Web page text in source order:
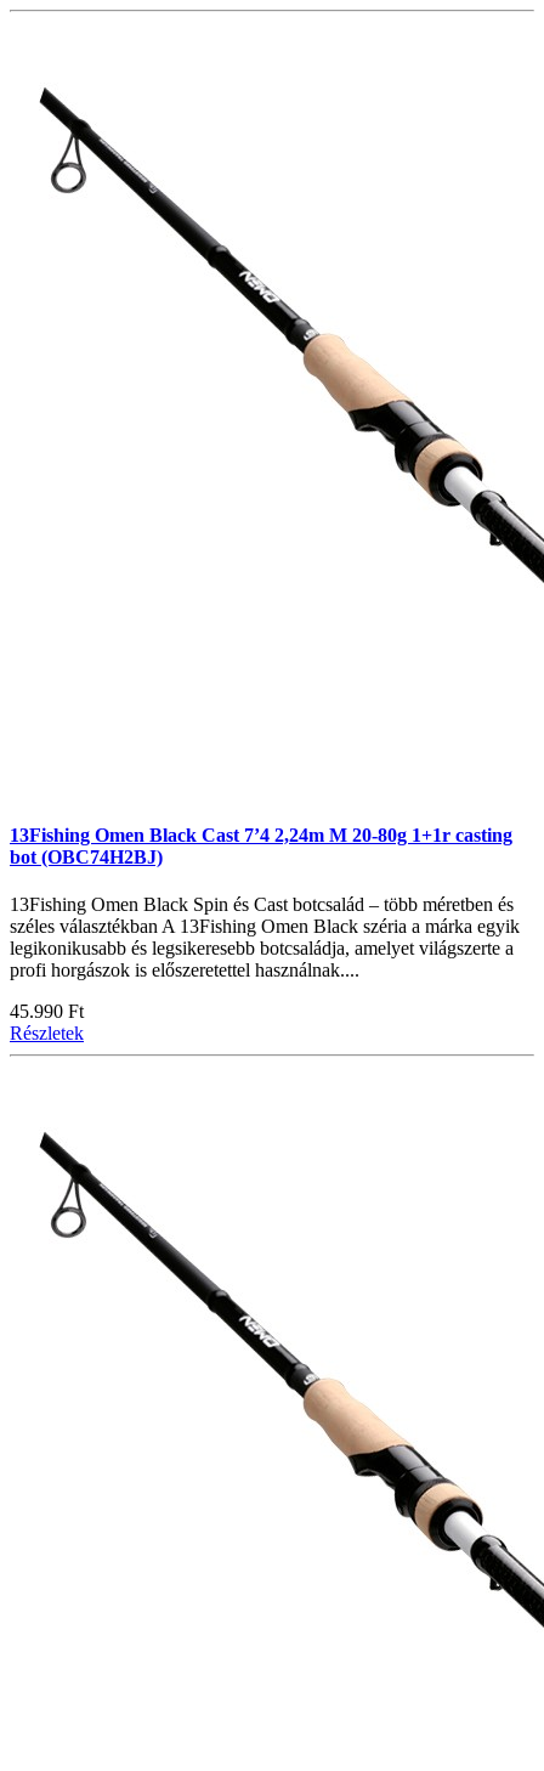
13Fishing Omen Black Cast 7’4 2,24m M 20-80g 1+1r casting
bot (OBC74H2BJ)
13Fishing Omen Black Spin és Cast botcsalád – több méretben és
széles választékban A 13Fishing Omen Black széria a márka egyik
legikonikusabb és legsikeresebb botcsaládja, amelyet világszerte a
profi horgászok is előszeretettel használnak....
45.990 Ft
Részletek